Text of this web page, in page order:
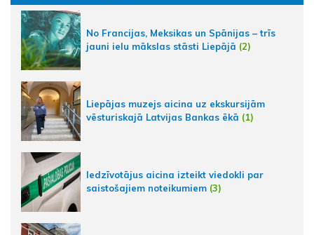
No Francijas, Meksikas un Spānijas – trīs
jauni ielu mākslas stāsti Liepājā (2)
Liepājas muzejs aicina uz ekskursijām
vēsturiskajā Latvijas Bankas ēkā (1)
Iedzīvotājus aicina izteikt viedokli par
saistošajiem noteikumiem (3)